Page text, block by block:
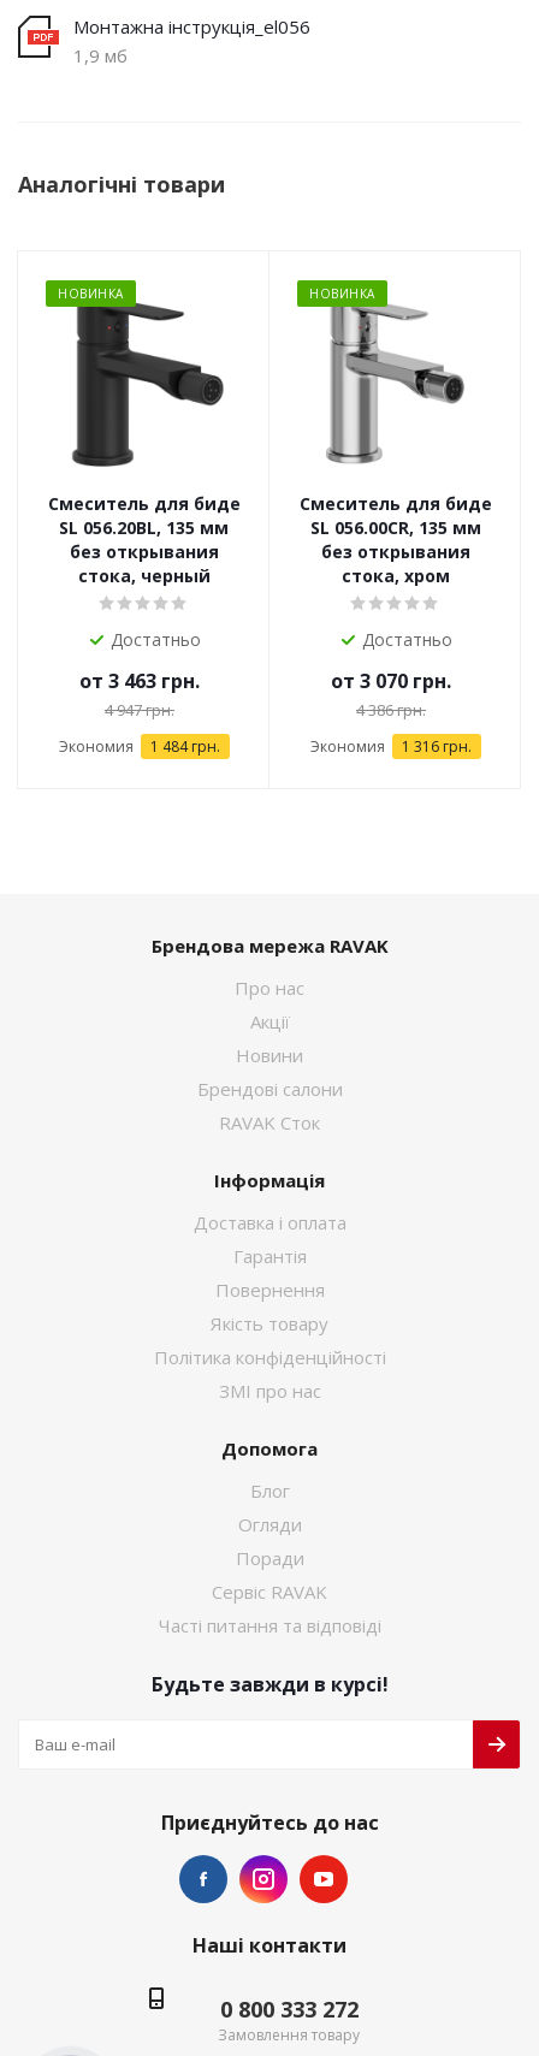
Монтажна інструкція_el056
1,9 мб
Аналогічні товари
НОВИНКА
Смеситель для биде
SL 056.20BL, 135 мм
без открывания
стока, черный
Достатньо
от 3 463 грн.
4 947 грн.
Экономия 1 484 грн.
НОВИНКА
Смеситель для биде
SL 056.00CR, 135 мм
без открывания
стока, хром
Достатньо
от 3 070 грн.
4 386 грн.
Экономия 1 316 грн.
Брендова мережа RAVAK
Про нас
Акції
Новини
Брендові салони
RAVAK Сток
Інформація
Доставка і оплата
Гарантія
Повернення
Якість товару
Політика конфіденційності
ЗМІ про нас
Допомога
Блог
Огляди
Поради
Сервіс RAVAK
Часті питання та відповіді
Будьте завжди в курсі!
Приєднуйтесь до нас
Наші контакти
0 800 333 272
Замовлення товару